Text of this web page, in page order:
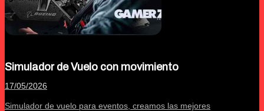
Simulador de Vuelo con movimiento
17/05/2026
Simulador de vuelo para eventos, creamos las mejores